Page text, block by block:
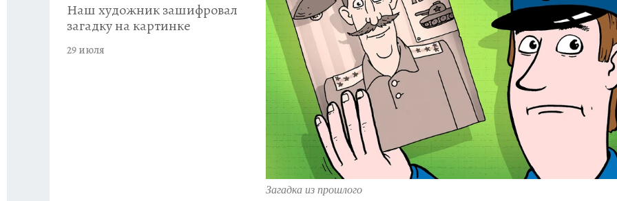
Загадка из прошлого
Наш художник зашифровал
загадку на картинке
29 июля